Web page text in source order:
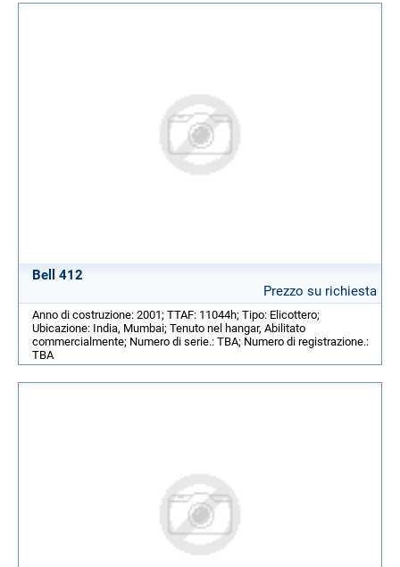
Bell 412
Prezzo su richiesta
Anno di costruzione: 2001; TTAF: 11044h; Tipo: Elicottero;
Ubicazione: India, Mumbai; Tenuto nel hangar, Abilitato
commercialmente; Numero di serie.: TBA; Numero di registrazione.:
TBA